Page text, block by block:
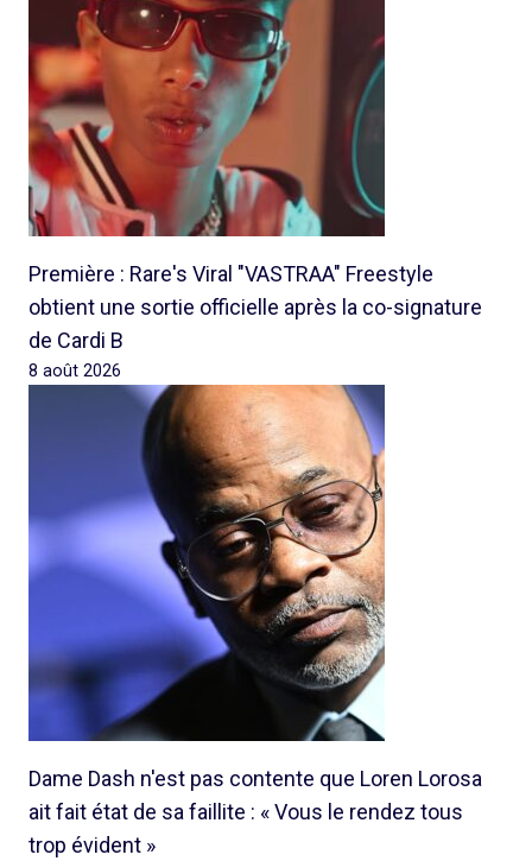
Première : Rare's Viral "VASTRAA" Freestyle
obtient une sortie officielle après la co-signature
de Cardi B
8 août 2026
Dame Dash n'est pas contente que Loren Lorosa
ait fait état de sa faillite : « Vous le rendez tous
trop évident »